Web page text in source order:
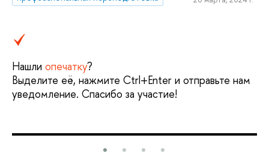
Нашли опечатку?
Выделите её, нажмите Ctrl+Enter и отправьте нам
уведомление. Спасибо за участие!